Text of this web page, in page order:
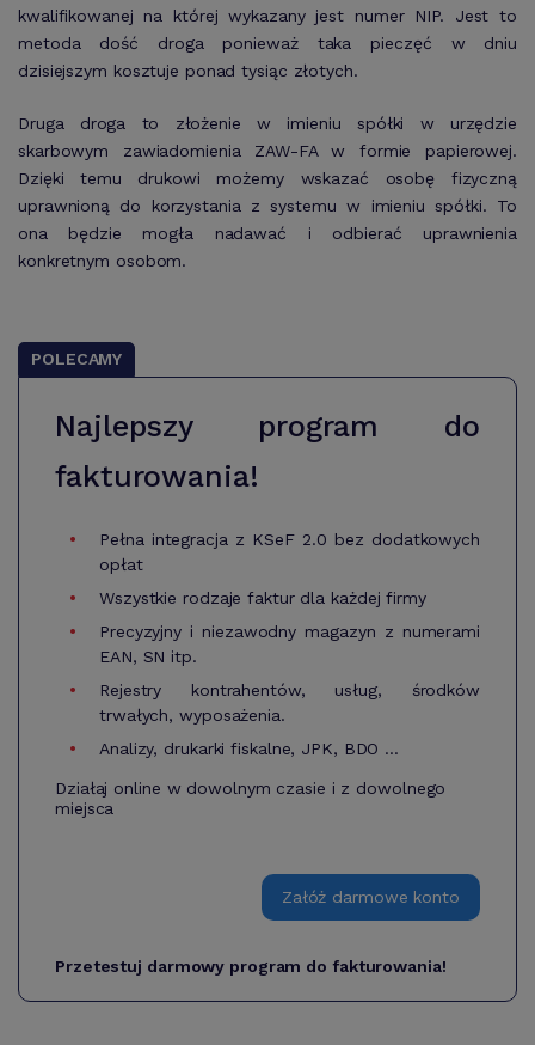
kwalifikowanej na której wykazany jest numer NIP. Jest to
metoda dość droga ponieważ taka pieczęć w dniu
dzisiejszym kosztuje ponad tysiąc złotych.
Druga droga to złożenie w imieniu spółki w urzędzie
skarbowym zawiadomienia ZAW-FA w formie papierowej.
Dzięki temu drukowi możemy wskazać osobę fizyczną
uprawnioną do korzystania z systemu w imieniu spółki. To
ona będzie mogła nadawać i odbierać uprawnienia
konkretnym osobom.
POLECAMY
Najlepszy program do
fakturowania!
Pełna integracja z KSeF 2.0 bez dodatkowych
opłat
Wszystkie rodzaje faktur dla każdej firmy
Precyzyjny i niezawodny magazyn z numerami
EAN, SN itp.
Rejestry kontrahentów, usług, środków
trwałych, wyposażenia.
Analizy, drukarki fiskalne, JPK, BDO ...
Działaj online w dowolnym czasie i z dowolnego
miejsca
Załóż darmowe konto
Przetestuj darmowy program do fakturowania!